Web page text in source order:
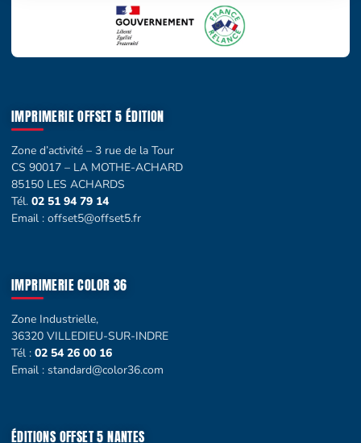
IMPRIMERIE OFFSET 5 ÉDITION
Zone d’activité – 3 rue de la Tour
CS 90017 – LA MOTHE-ACHARD
85150 LES ACHARDS
Tél. 02 51 94 79 14
Email : offset5@offset5.fr
IMPRIMERIE COLOR 36
Zone Industrielle,
36320 VILLEDIEU-SUR-INDRE
Tél : 02 54 26 00 16
Email : standard@color36.com
ÉDITIONS OFFSET 5 NANTES